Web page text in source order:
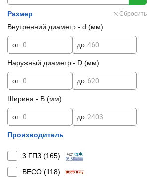
Размер Сбросить
Внутренний диаметр - d (мм)
от до
Наружный диаметр - D (мм)
от до
Ширина - B (мм)
от до
Производитель
3 ГПЗ (165)
BECO (118)